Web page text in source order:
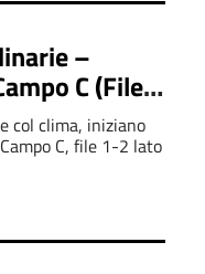
–
C (File
col clima, iniziano
C, file 1-2 lato